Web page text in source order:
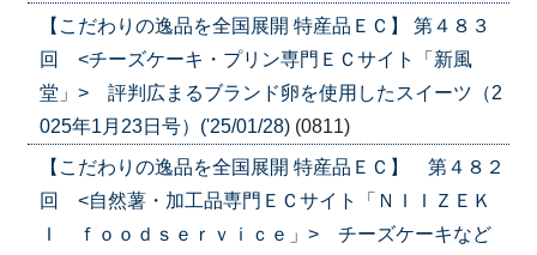
【こだわりの逸品を全国展開 特産品ＥＣ】 第４８３
回 <チーズケーキ・プリン専門ＥＣサイト「新風
堂」> 評判広まるブランド卵を使用したスイーツ（2
025年1月23日号）('25/01/28) (0811)
【こだわりの逸品を全国展開 特産品ＥＣ】 第４８２
回 <自然薯・加工品専門ＥＣサイト「ＮＩＩＺＥＫ
Ｉ ｆｏｏｄｓｅｒｖｉｃｅ」> チーズケーキなど